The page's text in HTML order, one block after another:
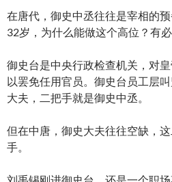
在唐代，御史中丞往往是宰相的
32岁，为什么能做这个高位？有必
御史台是中央行政检查机关，对
以罢免任用官员。御史台员工层
大夫，二把手就是御史中丞。
但在中唐，御史大夫往往空缺，
手。
刘禹锡刚进御史台，还是一个职